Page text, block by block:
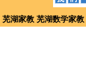
芜湖家教 芜湖数学家教